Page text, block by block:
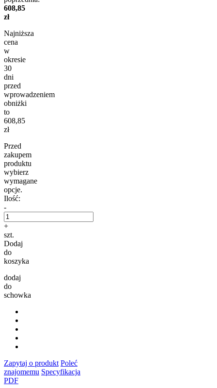
608,85
zł
Najniższa
cena
w
okresie
30
dni
przed
wprowadzeniem
obniżki
to
608,85
zł
Przed
zakupem
produktu
wybierz
wymagane
opcje.
Ilość:
-
+
szt.
Dodaj
do
koszyka
dodaj
do
schowka
Zapytaj o produkt Poleć
znajomemu Specyfikacja
PDF